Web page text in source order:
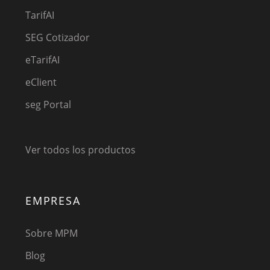
TarifAI
SEG Cotizador
eTarifAI
eClient
seg Portal
Ver todos los productos
EMPRESA
Sobre MPM
Blog